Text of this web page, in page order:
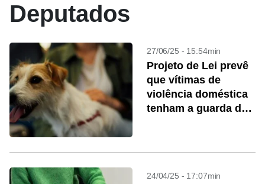
Deputados
27/06/25 - 15:54min
Projeto de Lei prevê
que vítimas de
violência doméstica
tenham a guarda de
24/04/25 - 17:07min